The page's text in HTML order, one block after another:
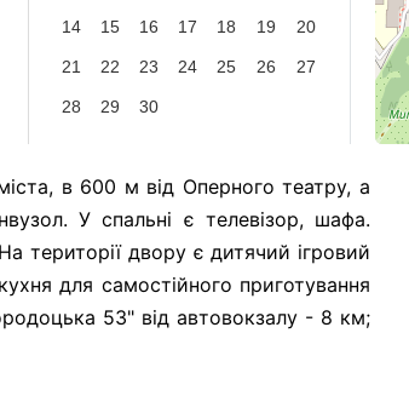
14 15 16 17 18 19 20
21 22 23 24 25 26 27
28 29 30
в 600 м від Оперного театру, а
У спальні є телевізор, шафа.
території двору є дитячий ігровий
для самостійного приготування
53" від автовокзалу - 8 км;